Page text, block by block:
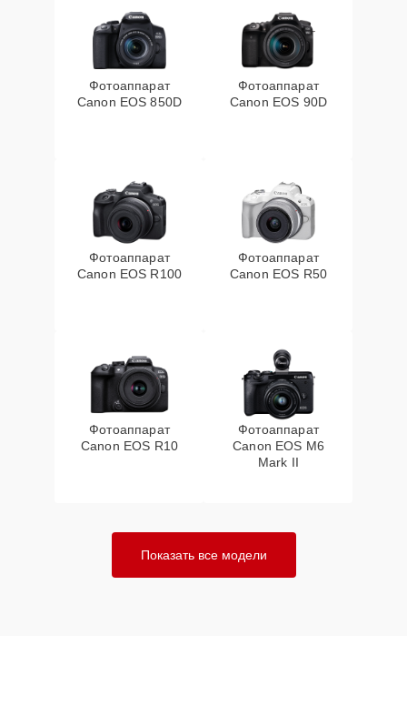
Фотоаппарат
Canon EOS 850D
Фотоаппарат
Canon EOS 90D
Фотоаппарат
Canon EOS R100
Фотоаппарат
Canon EOS R50
Фотоаппарат
Canon EOS R10
Фотоаппарат
Canon EOS M6
Mark II
Показать все модели